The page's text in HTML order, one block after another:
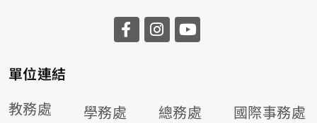
前往長庚大學facebook
前往長庚大學
單位連結
教務處
學務處 總務處 國際事務處